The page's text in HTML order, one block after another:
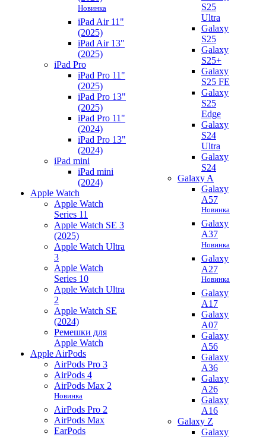
Новинка
iPad Air 11"
(2025)
iPad Air 13"
(2025)
iPad Pro
iPad Pro 11"
(2025)
iPad Pro 13"
(2025)
iPad Pro 11"
(2024)
iPad Pro 13"
(2024)
iPad mini
iPad mini
(2024)
Apple Watch
Apple Watch
Series 11
Apple Watch SE 3
(2025)
Apple Watch Ultra
3
Apple Watch
Series 10
Apple Watch Ultra
2
Apple Watch SE
(2024)
Ремешки для
Apple Watch
Apple AirPods
AirPods Pro 3
AirPods 4
AirPods Max 2
Новинка
AirPods Pro 2
AirPods Max
EarPods
S25
Ultra
Galaxy
S25
Galaxy
S25+
Galaxy
S25 FE
Galaxy
S25
Edge
Galaxy
S24
Ultra
Galaxy
S24
Galaxy A
Galaxy
A57
Новинка
Galaxy
A37
Новинка
Galaxy
A27
Новинка
Galaxy
A17
Galaxy
A07
Galaxy
A56
Galaxy
A36
Galaxy
A26
Galaxy
A16
Galaxy Z
Galaxy